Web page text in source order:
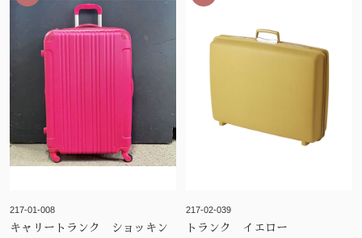
217-01-008
キャリートランク ショッキン
217-02-039
トランク イエロー